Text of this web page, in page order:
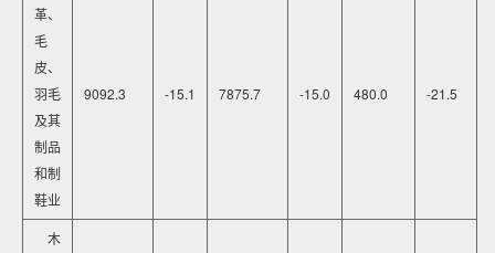
革、
毛
皮、
羽毛
及其
制品
和制
鞋业
9092.3 -15.1 7875.7 -15.0 480.0 -21.5
木